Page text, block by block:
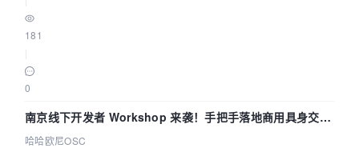
181
0
南京线下开发者 Workshop 来袭！手把手落地商用具身交互
智能 Agent 应用
哈哈欧尼OSC